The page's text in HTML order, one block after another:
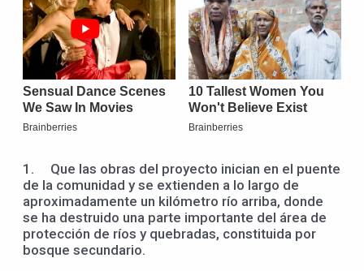
1. Que las obras del proyecto inician en el puente
de la comunidad y se extienden a lo largo de
aproximadamente un kilómetro río arriba, donde
se ha destruido una parte importante del área de
protección de ríos y quebradas, constituida por
bosque secundario.